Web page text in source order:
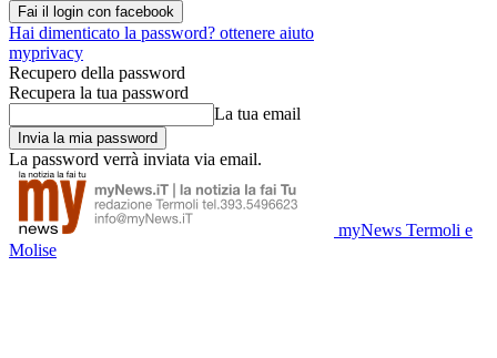
Fai il login con facebook
Hai dimenticato la password? ottenere aiuto
myprivacy
Recupero della password
Recupera la tua password
La tua email
La password verrà inviata via email.
myNews Termoli e
Molise